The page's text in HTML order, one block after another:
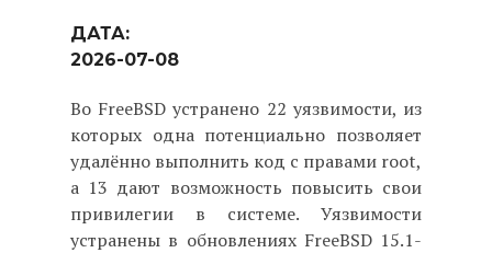
ДАТА:
2026-07-08
Во FreeBSD устранено 22 уязвимости, из
которых одна потенциально позволяет
удалённо выполнить код с правами root,
а 13 дают возможность повысить свои
привилегии в системе. Уязвимости
устранены в обновлениях FreeBSD 15.1-